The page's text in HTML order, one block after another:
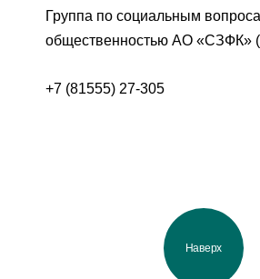
Группа по социальным
общественностью АО «СЗФК»
+7 (81555) 27-305
Наверх